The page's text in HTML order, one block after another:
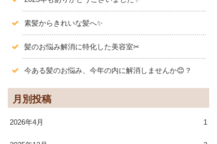
素髪からきれいな髪へ✨
髪のお悩み解消に特化した美容室✂
今ある髪のお悩み、今年の内に解消しませんか😊？
月別投稿
2026年4月 1